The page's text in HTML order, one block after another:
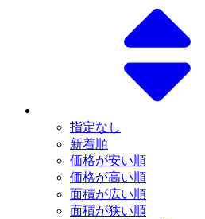
指定なし
新着順
価格が安い順
価格が高い順
面積が広い順
面積が狭い順